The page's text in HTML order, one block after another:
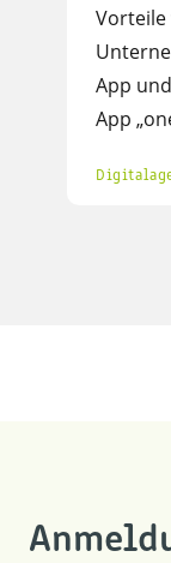
Vorteile
App
App